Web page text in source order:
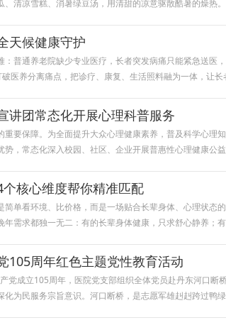
清凉雪糕、消暑绿豆汤，用清甜的凉意驱散酷暑的燥热
天候健康守护
普通养老院缺少专业医疗，长者突发病痛只能紧急送
医养分离痛点，把诊疗、康复、生活照料融为一体，让
团常态化开展心理科普服务
要保障。为全面提升大众心理健康素养，普及科学心
，常态化深入校园、社区、企业开展普惠性心理健康公
核心维度帮你精准匹配
单看环境、比价格，而是一场贴合长辈身体、心理状态
需求都独一无二：有的长辈身体健康，只求舒心静养；
周年红色主题党性教育活动
成立105周年，医院党支部组织全体党员赴丹东河口
为民服务宗旨意识。河口断桥，是志愿军雄赳赳跨过鸭